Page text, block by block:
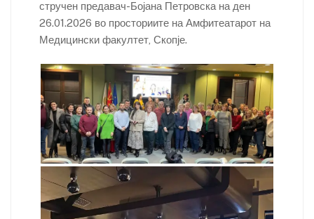
y
стручен предавач-Бојана Петровска на ден
26.01.2026 во просториите на Амфитеатарот на
Медицински факултет, Скопје.